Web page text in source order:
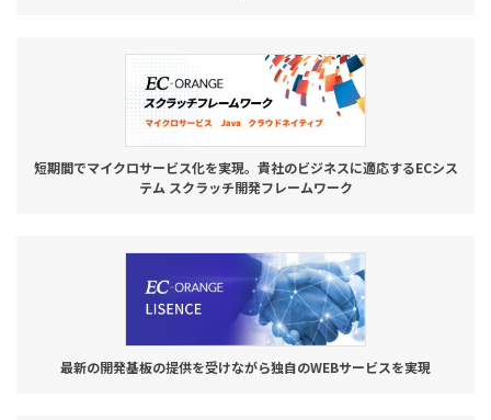
短期間でマイクロサービス化を実現。貴社のビジネスに適応するECシス
テム スクラッチ開発フレームワーク
最新の開発基板の提供を受けながら独自のWEBサービスを実現